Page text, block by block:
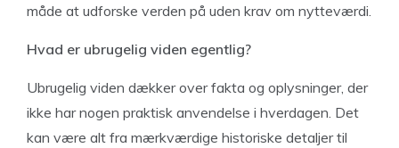
måde at udforske verden på uden krav om nytteværdi.
Hvad er ubrugelig viden egentlig?
Ubrugelig viden dækker over fakta og oplysninger, der
ikke har nogen praktisk anvendelse i hverdagen. Det
kan være alt fra mærkværdige historiske detaljer til